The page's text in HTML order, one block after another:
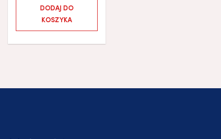
DODAJ DO
KOSZYKA